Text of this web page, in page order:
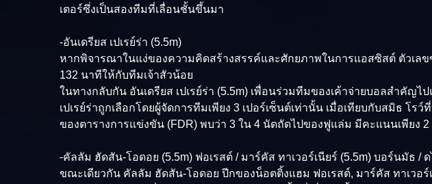
เตอร์ซึ่งเป็นสองทีมที่เลื่อนชั้นขึ้นมา
-อันเดรียส เปเรย์ร่า (5.5m)
หากพิจารณาในแง่ของความคิดสร้างสรรค์และศักยภาพในการแอสซิสต์ ตัวเล
132 นาทีให้กับทีมเจ้าสัวน้อย
ในทางกลับกัน อันเดรียส เปเรย์ร่า (5.5m) เพื่อนร่วมทีมของเค้าจ่ายบอลสำคัญ
เปเรย์ร่าถูกเลือกโดยผู้จัดการทีมเพียง 3 เปอร์เซ็นต์เท่านั้น เมื่อเทียบกับสมิธ โ
ของตารางการแข่งขัน (FDR) พบว่า 3 ใน 4 นัดถัดไปของฟูแล่ม มีคะแนนเพียง
-คัลลัม ฮัดสัน-โอดอย (5.5m) ฟอเรสต์ / มาร์คัส ทาเวอร์เนียร์ (5.5m) บอร์นมัธ /
ขณะเดียวกัน คัลลัม ฮัดสัน-โอดอย ปีกของน็อตติ้งแฮม ฟอเรสต์, มาร์คัส ทาเวอ